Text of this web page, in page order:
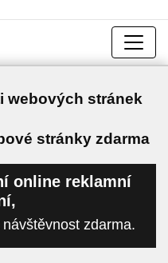
webových stránek
stránky zdarma
online reklamní
zdarma.